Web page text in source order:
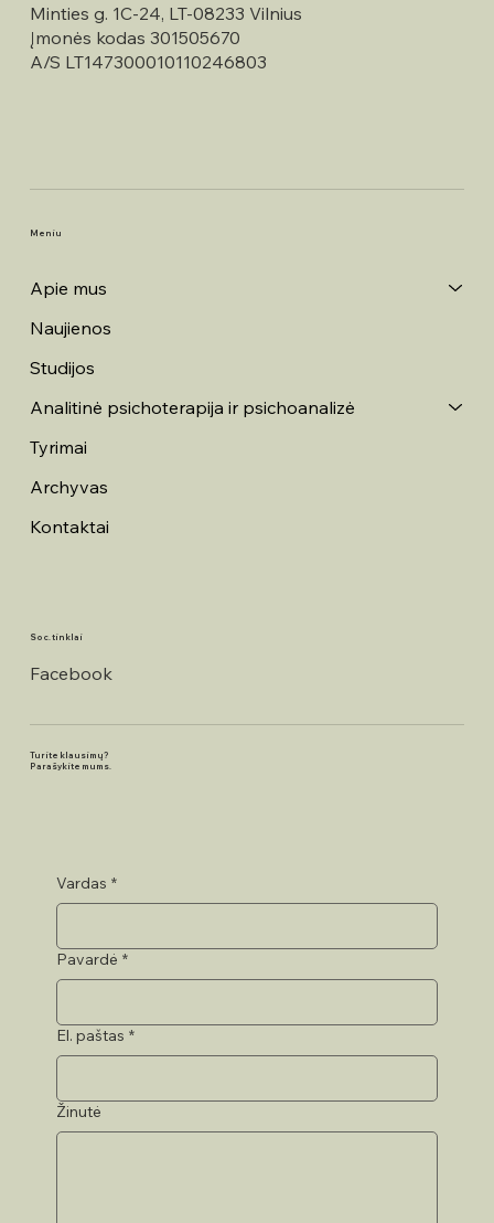
Minties g. 1C-24, LT-08233 Vilnius
Įmonės kodas 301505670
A/S LT147300010110246803
Meniu
Apie mus
Naujienos
Studijos
Analitinė psichoterapija ir psichoanalizė
Tyrimai
Archyvas
Kontaktai
Soc. tinklai
Facebook
Turite klausimų?
Parašykite mums.
Vardas *
Pavardė *
El. paštas *
Žinutė